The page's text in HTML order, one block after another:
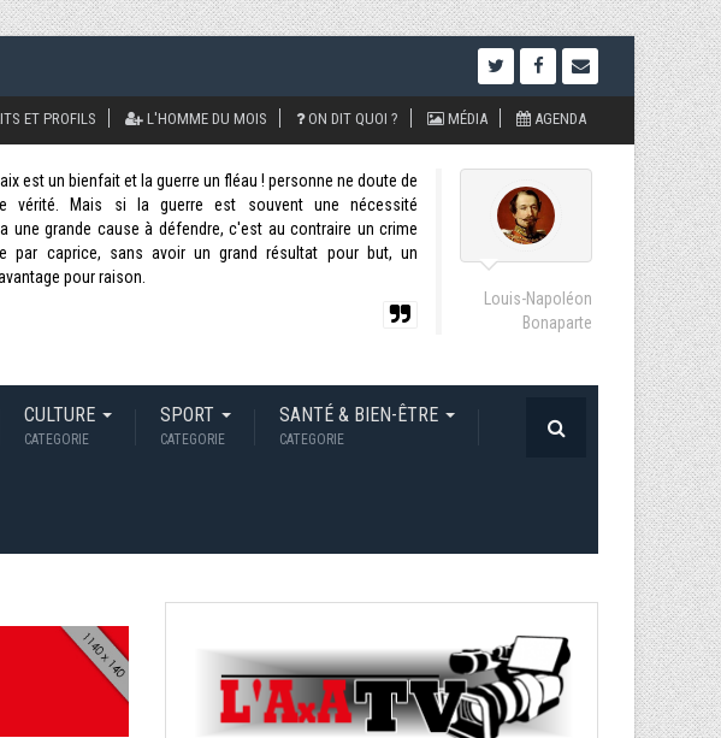
ET PROFILS L'HOMME DU MOIS ON DIT QUOI ? MÉDIA AGENDA
est un bienfait et la guerre un fléau ! personne ne doute de
vérité. Mais si la guerre est souvent une nécessité
une grande cause à défendre, c'est au contraire un crime
par caprice, sans avoir un grand résultat pour but, un
pour raison.
Louis-Napoléon
Bonaparte
CULTURE
CATEGORIE
SPORT
CATEGORIE
SANTÉ & BIEN-ÊTRE
CATEGORIE